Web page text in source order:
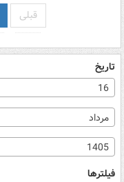
قبلی
تاریخ
16
مرداد
1405
فیلترها